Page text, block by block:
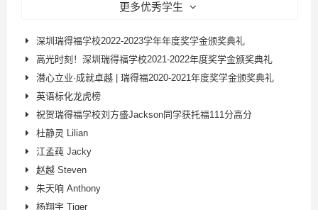
更多优秀学生
深圳瑞得福学校2022-2023学年年度奖学金颁奖典礼
高光时刻！深圳瑞得福学校2021-2022年度奖学金颁奖典礼
潜心立业·成就卓越 | 瑞得福2020-2021年度奖学金颁奖典礼
英语标化龙虎榜
祝贺瑞得福学校刘方盛Jackson同学获托福111分高分
杜静灵 Lilian
江孟莼 Jacky
赵越 Steven
朱天响 Anthony
杨翔宇 Tiger